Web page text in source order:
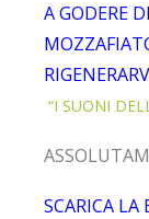
A GODERE
“I SUONI
SCARICA LA